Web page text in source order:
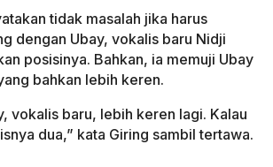
tidak masalah jika harus
dengan Ubay, vokalis baru Nidji
posisinya. Bahkan, ia memuji Ubay
bahkan lebih keren.
vokalis baru, lebih keren lagi. Kalau
dua,” kata Giring sambil tertawa.